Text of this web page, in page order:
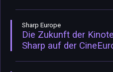
Sharp Europe
Die Zukunft der
Sharp auf der